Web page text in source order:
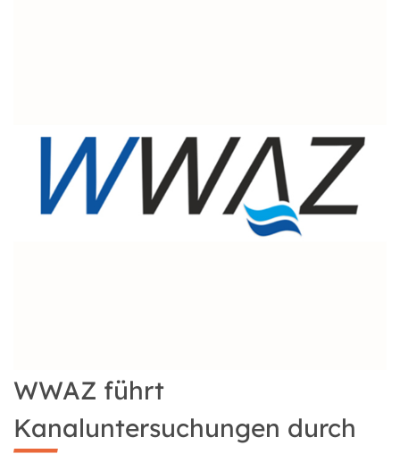
WWAZ führt
Kanaluntersuchungen durch